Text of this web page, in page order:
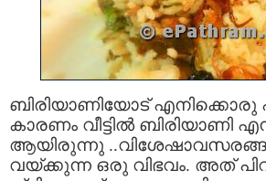
ബിരിയാണിയോട് എനിക്കൊരു
കാരണം വീട്ടില്‍ ബിരിയാണി
ആയിരുന്നു
വയ്ക്കുന്ന ഒരു വിഭവം. അത്